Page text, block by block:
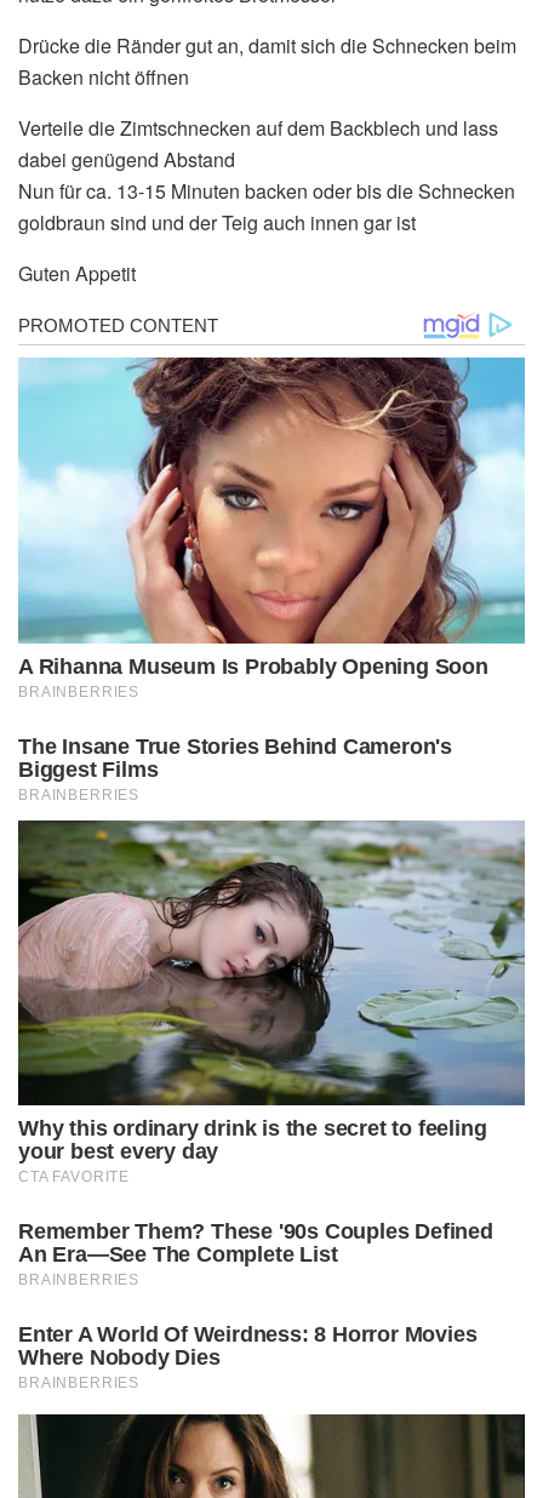
Drücke die Ränder gut an, damit sich die Schnecken beim
Backen nicht öffnen
Verteile die Zimtschnecken auf dem Backblech und lass
dabei genügend Abstand
Nun für ca. 13-15 Minuten backen oder bis die Schnecken
goldbraun sind und der Teig auch innen gar ist
Guten Appetit